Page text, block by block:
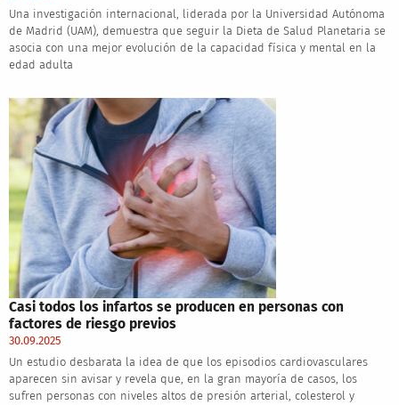
Una investigación internacional, liderada por la Universidad Autónoma
de Madrid (UAM), demuestra que seguir la Dieta de Salud Planetaria se
asocia con una mejor evolución de la capacidad física y mental en la
edad adulta
Casi todos los infartos se producen en personas con
factores de riesgo previos
30.09.2025
Un estudio desbarata la idea de que los episodios cardiovasculares
aparecen sin avisar y revela que, en la gran mayoría de casos, los
sufren personas con niveles altos de presión arterial, colesterol y